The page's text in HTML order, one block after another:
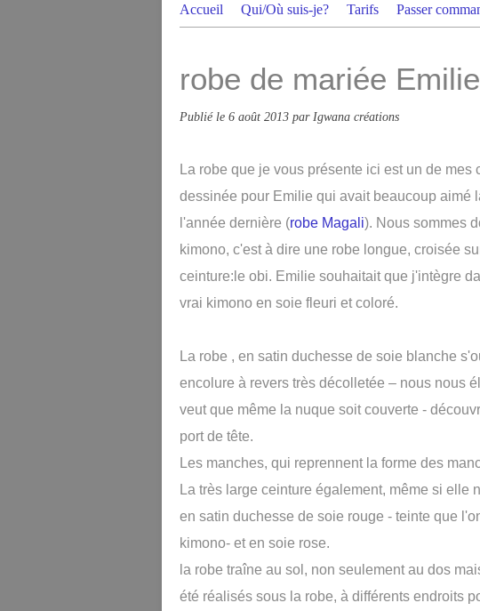
Accueil Qui/Où suis-je? Tarifs Passer
robe de mariée Emilie
Publié le 6 août 2013 par Igwana créations
La robe que je vous présente ici est un de
dessinée pour Emilie qui avait beaucoup aimé
l'année dernière (robe Magali). Nous sommes
kimono, c'est à dire une robe longue, croisée
ceinture:le obi. Emilie souhaitait que j'intègre
vrai kimono en soie fleuri et coloré.
La robe , en satin duchesse de soie blanche
encolure à revers très décolletée – nous nous
veut que même la nuque soit couverte -
port de tête.
Les manches, qui reprennent la forme des
La très large ceinture également, même si elle
en satin duchesse de soie rouge - teinte que
kimono- et en soie rose.
la robe traîne au sol, non seulement au dos
été réalisés sous la robe, à différents endroits